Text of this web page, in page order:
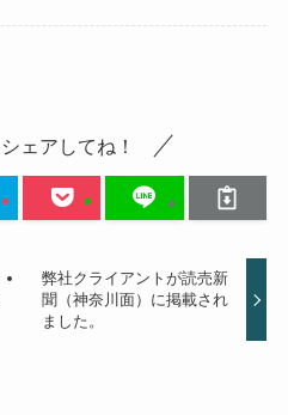
ェアしてね！
弊社クライアントが読売新
聞（神奈川面）に掲載され
ました。